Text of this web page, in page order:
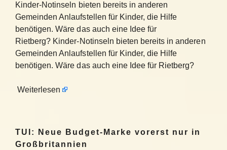
Kinder-Notinseln bieten bereits in anderen
Gemeinden Anlaufstellen für Kinder, die Hilfe
benötigen. Wäre das auch eine Idee für
Rietberg? Kinder-Notinseln bieten bereits in anderen
Gemeinden Anlaufstellen für Kinder, die Hilfe
benötigen. Wäre das auch eine Idee für Rietberg?
Weiterlesen
TUI: Neue Budget-Marke vorerst nur in
Großbritannien